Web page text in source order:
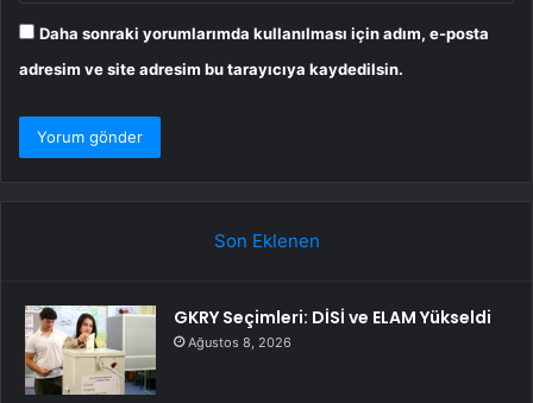
Daha sonraki yorumlarımda kullanılması için adım, e-posta
adresim ve site adresim bu tarayıcıya kaydedilsin.
Son Eklenen
GKRY Seçimleri: DİSİ ve ELAM Yükseldi
Ağustos 8, 2026